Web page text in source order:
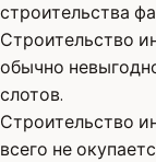
строительства
Строительство
обычно
слотов.
Строительство
всего не